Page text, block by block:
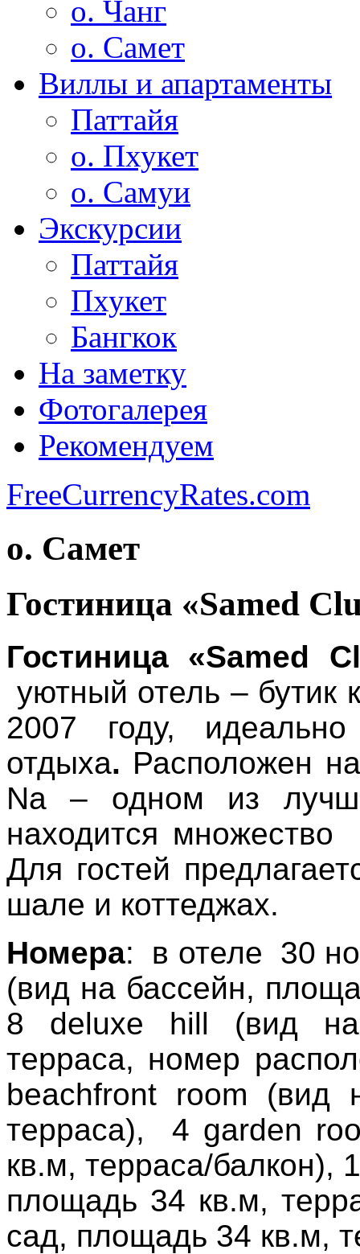
о. Чанг
о. Самет
Виллы и апартаменты
Паттайя
о. Пхукет
о. Самуи
Экскурсии
Паттайя
Пхукет
Бангкок
На заметку
Фотогалерея
Рекомендуем
FreeCurrencyRates.com
о. Самет
Гостиница «Samed
Гостиница «Samed
уютный отель – бутик
2007 году,
отдыха. Расположен
Na
– одном из
находится
Для гостей
шале и коттеджах.
Номера: в отеле 30
(вид на бассейн,
8 deluxe hill (вид
терраса, номер
beachfront
room (вид
терраса), 4 garden
кв.м, терраса/балкон),
площадь 34 кв.м,
сад, площадь 34 кв.м,